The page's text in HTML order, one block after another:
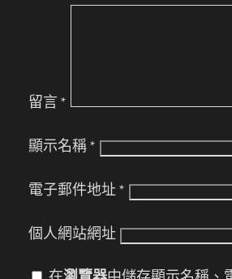
留言 *
顯示名稱 *
電子郵件地址 *
個人網站網址